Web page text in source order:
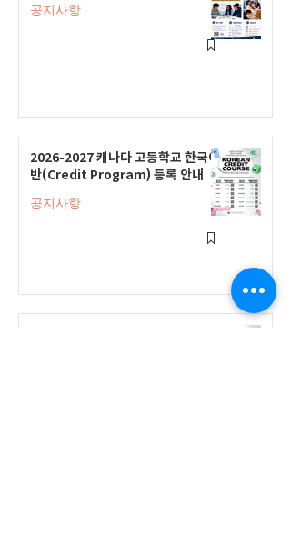
공지사항
2026-2027 캐나다 고등학교 한국어
반(Credit Program) 등록 안내
공지사항